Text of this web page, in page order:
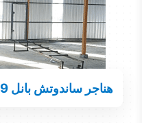
هناجر ساندوتش بانل 0559926559 خصم35%…